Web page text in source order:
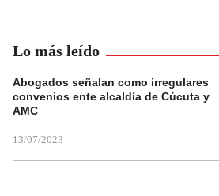
Lo más leído
Abogados señalan como irregulares
convenios ente alcaldía de Cúcuta y
AMC
13/07/2023